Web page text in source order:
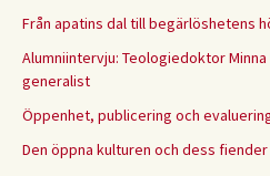
Från apatins dal till begärlöshetens
Alumniintervju: Teologiedoktor Minna
generalist
Öppenhet, publicering och
Den öppna kulturen och dess fiender